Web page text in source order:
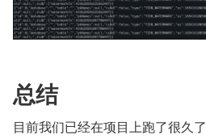
总结
目前我们已经在项目上跑了很久